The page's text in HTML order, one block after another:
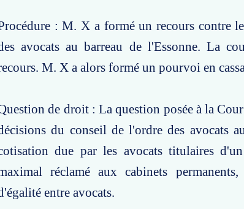
: M. X a formé un recours contre
avocats au barreau de l'Essonne. La
M. X a alors formé un pourvoi en
de droit : La question posée à la
du conseil de l'ordre des avocats
due par les avocats titulaires
réclamé aux cabinets
entre avocats.